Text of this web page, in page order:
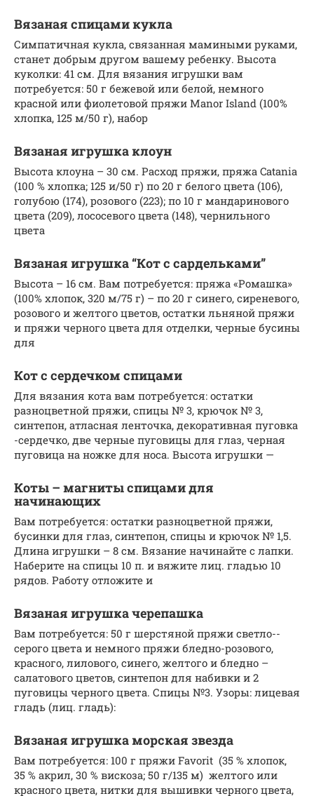
Вязаная спицами кукла
Симпатичная кукла, связанная мамиными руками,
станет добрым другом вашему ребенку. Высота
куколки: 41 см. Для вязания игрушки вам
потребуется: 50 г бежевой или белой, немного
красной или фиолетовой пряжи Manor Island (100%
хлопка, 125 м/50 г), набор
Вязаная игрушка клоун
Высота клоуна – 30 см. Расход пряжи, пряжа Catania
(100 % хлопка; 125 и/50 г) по 20 г белого цвета (106),
голубою (174), розового (223); по 10 г мандаринового
цвета (209), лососевого цвета (148), чернильного
цвета
Вязаная игрушка “Кот с сардельками”
Высота – 16 см. Вам потребуется: пряжа «Ромашка»
(100% хлопок, 320 м/75 г) – по 20 г синего, сиреневого,
розового и желтого цветов, остатки льняной пряжи
и пряжи черного цвета для отделки, черные бусины
для
Кот с сердечком спицами
Для вязания кота вам потребуется: остатки
разноцветной пряжи, спицы № 3, крючок № 3,
синтепон, атласная ленточка, декоративная пуговка
-сердечко, две черные пуговицы для глаз, черная
пуговица на ножке для носа. Высота игрушки —
Коты – магниты спицами для
начинающих
Вам потребуется: остатки разноцветной пряжи,
бусинки для глаз, синтепон, спицы и крючок № 1,5.
Длина игрушки – 8 см. Вязание начинайте с лапки.
Набе­рите на спицы 10 п. и вяжите лиц. гладью 10
рядов. Работу отложите и
Вязаная игрушка черепашка
Вам потребуется: 50 г шерстяной пряжи светло-­
серого цвета и немного пряжи бледно-розового,
красного, ли­лового, синего, желтого и бледно –
салатового цветов, син­тепон для набивки и 2
пуговицы черного цвета. Спицы №3. Узоры: лицевая
гладь (лиц. гладь):
Вязаная игрушка морская звезда
Вам потребуется: 100 г пря­жи Favorit (35 % хлопок,
35 % акрил, 30 % виско­за; 50 г/135 м) желтого или
красного цвета, нитки для вышивки черного цвета,